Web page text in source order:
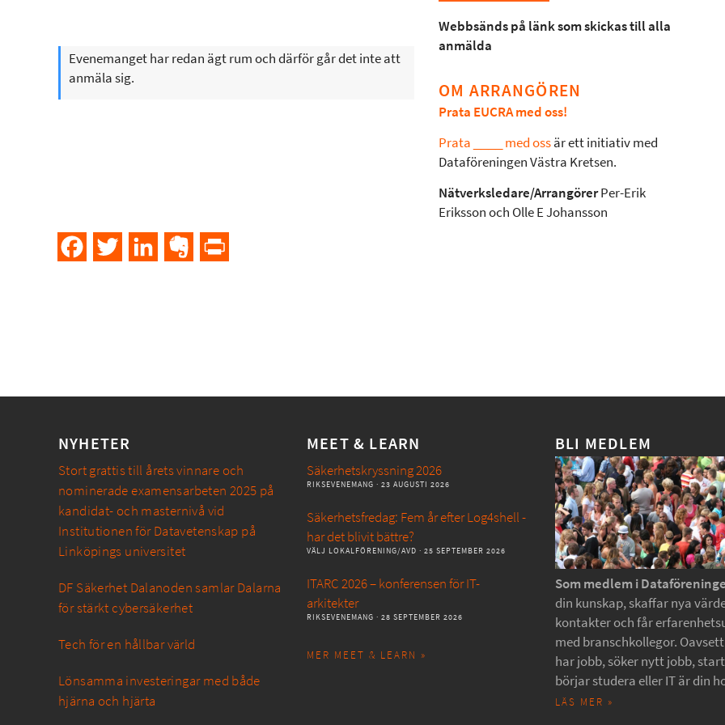
Evenemanget har redan ägt rum och därför går det inte att
anmäla sig.
Webbsänds på länk som skickas till alla
anmälda
OM ARRANGÖREN
Prata EUCRA med oss!
Prata ____ med ossär ett initiativ med
Dataföreningen Västra Kretsen.
Nätverksledare/ArrangörerPer-Erik
Eriksson och Olle E Johansson
FacebookTwitter LinkedInEvernote
NYHETER
Stort grattis till årets vinnare och
nominerade examensarbeten 2025 på
kandidat- och masternivå vid
Institutionen för Datavetenskap på
Linköpings universitet
DF Säkerhet Dalanoden samlar Dalarna
för stärkt cybersäkerhet
Tech för en hållbar värld
Lönsamma investeringar med både
hjärna och hjärta
MEET & LEARN
Säkerhetskryssning 2026
RIKSEVENEMANG · 23 AUGUSTI 2026
Säkerhetsfredag: Fem år efter Log4shell -
har det blivit bättre?
VÄLJ LOKALFÖRENING/AVD · 25 SEPTEMBER 2026
ITARC 2026 – konferensen för IT-
arkitekter
RIKSEVENEMANG · 28 SEPTEMBER 2026
MER MEET & LEARN »
BLI MEDLEM
Som medlem i
din kunskap, skaffar nya
kontakter och får
med branschkollegor.
har jobb, söker nytt jobb,
börjar studera eller IT är din
LÄS MER »